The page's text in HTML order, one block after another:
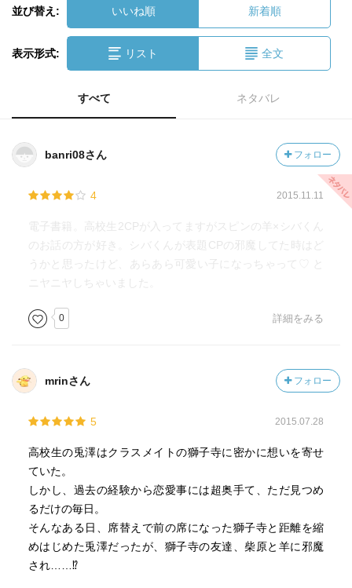
並び替え: いいね順 新着順
表示形式: リスト 全文
すべて ネタバレ
banri08さん フォロー
4 2015.11.11
電子書籍。高校生2CPが入ってますがスピンの羊×シバくん
のお話の方が好き。シバくんが表題CPの邪魔してた時はど
うかと思ったけど、あらあら可愛い子になっちゃって♡ と
ニヤニヤしちゃいました。
0 詳細をみる
mrinさん フォロー
5 2015.07.28
高校生の兎澤はクラスメイトの獅子寺に密かに想いを寄せ
ていた。
しかし、過去の経験から恋愛事には超奥手て、ただ見つめ
るだけの毎日。
そんなある日、席替えで前の席になった獅子寺と距離を縮
めはじめた兎澤だったが、獅子寺の友達、柴原と羊に邪魔
され……⁉︎